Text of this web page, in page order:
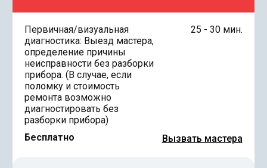
Первичная/визуальная
диагностика: Выезд мастера,
определение причины
неисправности без разборки
прибора. (В случае, если
поломку и стоимость
ремонта возможно
диагностировать без
разборки прибора)
Бесплатно
25 - 30 мин.
Вызвать мастера